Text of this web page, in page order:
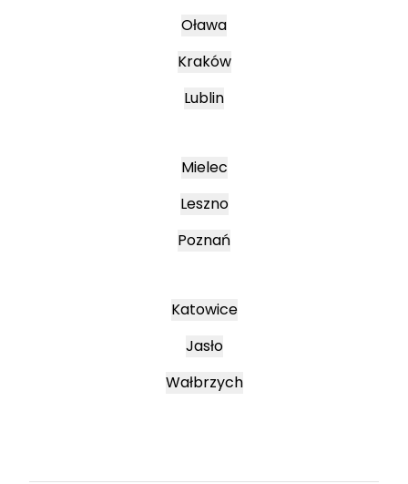
Oława
Kraków
Lublin
Mielec
Leszno
Poznań
Katowice
Jasło
Wałbrzych